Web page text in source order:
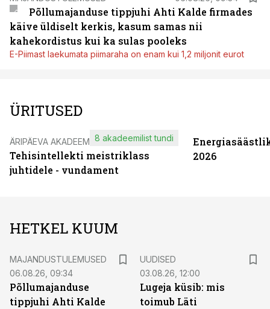
Põllumajanduse tippjuhi Ahti Kalde firmades
käive üldiselt kerkis, kasum samas nii
kahekordistus kui ka sulas pooleks
E-Piimast laekumata piimaraha on enam kui 1,2 miljonit eurot
ÜRITUSED
ÄRIPÄEVA AKADEEMIA
Tehisintellekti meistriklass
juhtidele - vundament
8 akadeemilist tundi
2026
HETKEL KUUM
MAJANDUSTULEMUSED
06.08.26, 09:34
Põllumajanduse
tippjuhi Ahti Kalde
UUDISED
03.08.26, 12:00
Lugeja küsib: mis
toimub Läti